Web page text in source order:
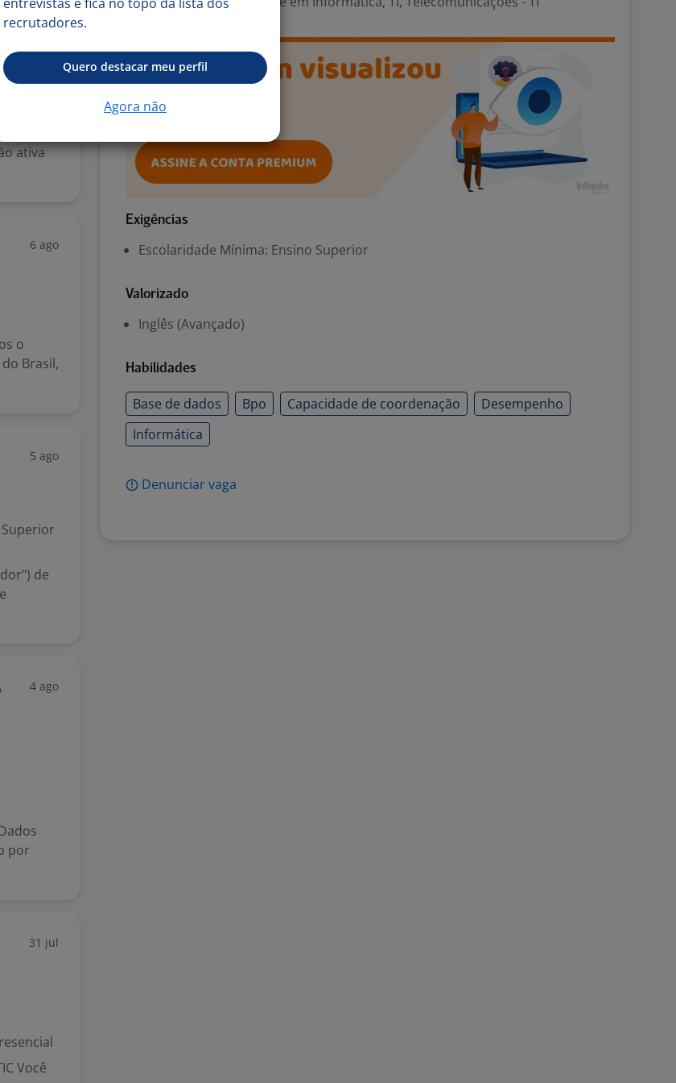
ativa
6 ago
o
Brasil,
5 ago
de
4 ago
por
31 jul
Você
Exigências
Escolaridade Mínima: Ensino Superior
Valorizado
Inglês (Avançado)
Habilidades
Base de dados Bpo Capacidade de coordenação
Desempenho
Informática
Denunciar vaga
recrutadores.
Quero destacar meu perfil
Agora não